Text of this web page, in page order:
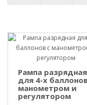
Рампа разрядная
для 4-х
манометром и
регулятором